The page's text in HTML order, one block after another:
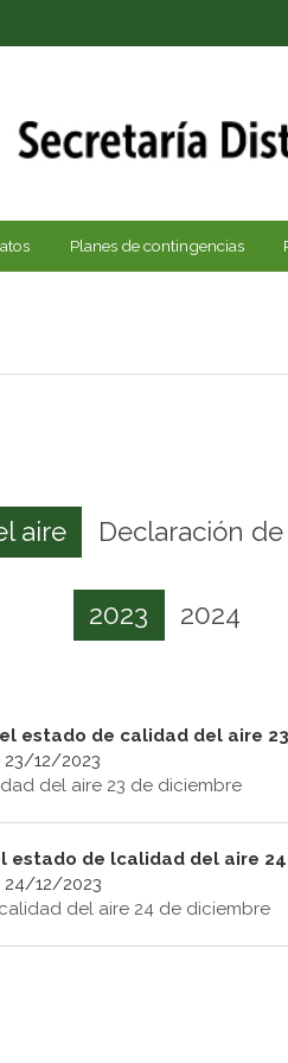
Planes de contingencias
aire Declaración
2023 2024
estado de calidad del aire
23/12/2023
del aire 23 de diciembre
estado de lcalidad del aire
24/12/2023
del aire 24 de diciembre